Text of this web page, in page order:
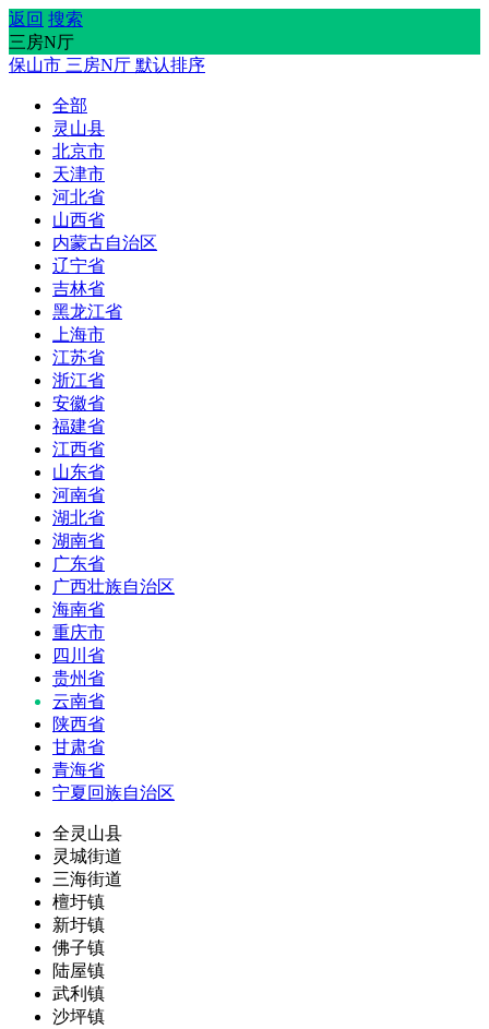
返回 搜索
三房N厅
保山市 三房N厅 默认排序
全部
灵山县
北京市
天津市
河北省
山西省
内蒙古自治区
辽宁省
吉林省
黑龙江省
上海市
江苏省
浙江省
安徽省
福建省
江西省
山东省
河南省
湖北省
湖南省
广东省
广西壮族自治区
海南省
重庆市
四川省
贵州省
云南省
陕西省
甘肃省
青海省
宁夏回族自治区
全灵山县
灵城街道
三海街道
檀圩镇
新圩镇
佛子镇
陆屋镇
武利镇
沙坪镇